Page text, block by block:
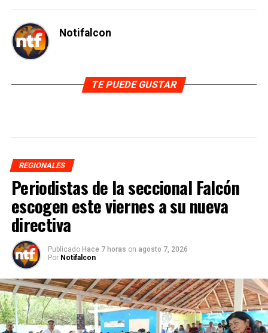
Notifalcon
TE PUEDE GUSTAR
REGIONALES
Periodistas de la seccional Falcón
escogen este viernes a su nueva
directiva
Publicado Hace 7 horas on agosto 7, 2026
Por Notifalcon